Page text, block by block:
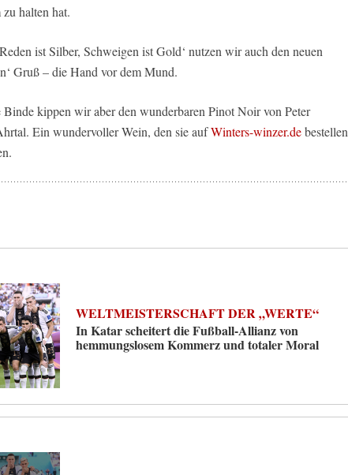
halten hat.
ist Silber, Schweigen ist Gold‘ nutzen wir auch den neuen
Gruß – die Hand vor dem Mund.
kippen wir aber den wunderbaren Pinot Noir von Peter
Ein wundervoller Wein, den sie aufWinters-winzer.debestellen
WELTMEISTERSCHAFT DER „WERTE“
In Katar scheitert die Fußball-Allianz von
hemmungslosem Kommerz und totaler Moral